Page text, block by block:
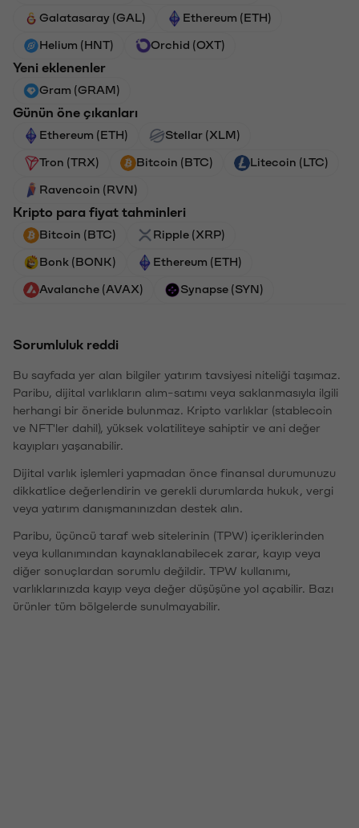
Galatasaray (GAL) Ethereum (ETH)
Helium (HNT) Orchid (OXT)
Yeni eklenenler
Gram (GRAM)
Günün öne çıkanları
Ethereum (ETH) Stellar (XLM)
Tron (TRX) Bitcoin (BTC) Litecoin (LTC)
Ravencoin (RVN)
Kripto para fiyat tahminleri
Bitcoin (BTC) Ripple (XRP)
Bonk (BONK) Ethereum (ETH)
Avalanche (AVAX) Synapse (SYN)
Sorumluluk reddi
Bu sayfada yer alan bilgiler yatırım tavsiyesi niteliği taşımaz.
Paribu, dijital varlıkların alım-satımı veya saklanmasıyla ilgili
herhangi bir öneride bulunmaz. Kripto varlıklar (stablecoin
ve NFT'ler dahil), yüksek volatiliteye sahiptir ve ani değer
kayıpları yaşanabilir.
Dijital varlık işlemleri yapmadan önce finansal durumunuzu
dikkatlice değerlendirin ve gerekli durumlarda hukuk, vergi
veya yatırım danışmanınızdan destek alın.
Paribu, üçüncü taraf web sitelerinin (TPW) içeriklerinden
veya kullanımından kaynaklanabilecek zarar, kayıp veya
diğer sonuçlardan sorumlu değildir. TPW kullanımı,
varlıklarınızda kayıp veya değer düşüşüne yol açabilir. Bazı
ürünler tüm bölgelerde sunulmayabilir.